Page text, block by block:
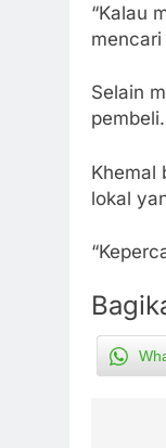
“Kalau
Selain
pembeli.
Khemal
lokal
5